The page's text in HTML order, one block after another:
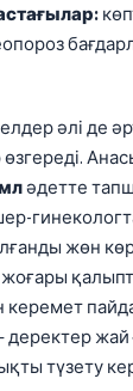
әлі де
әдетте
жөн
жоғары
керемет
жай
түзету